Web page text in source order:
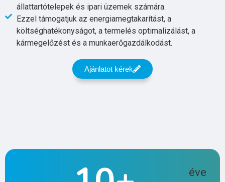
állattartótelepek és ipari üzemek számára.
Ezzel támogatjuk az energiamegtakarítást, a
költséghatékonyságot, a termelés optimalizálást, a
kármegelőzést és a munkaerőgazdálkodást.
Ajánlatot kérek
éve